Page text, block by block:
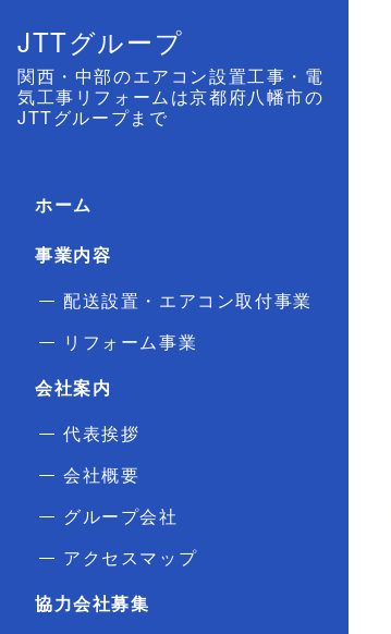
JTTグループ
関西・中部のエアコン設置工事・電
気工事リフォームは京都府八幡市の
JTTグループまで
ホーム
事業内容
配送設置・エアコン取付事業
リフォーム事業
会社案内
代表挨拶
会社概要
グループ会社
アクセスマップ
協力会社募集